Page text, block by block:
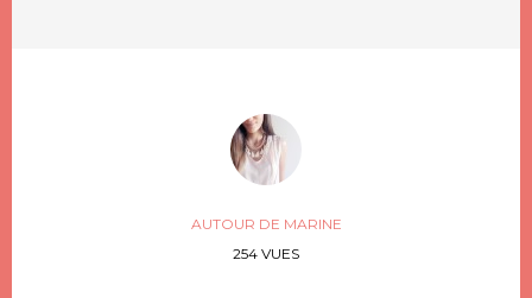
AUTOUR DE MARINE
254 VUES